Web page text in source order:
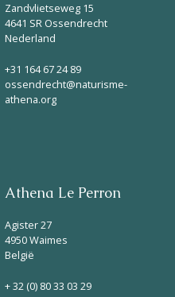
Zandvlietseweg 15
4641 SR Ossendrecht
Nederland
+31 164 67 24 89
ossendrecht@naturisme-
athena.org
Athena Le Perron
Agister 27
4950 Waimes
België
+ 32 (0) 80 33 03 29